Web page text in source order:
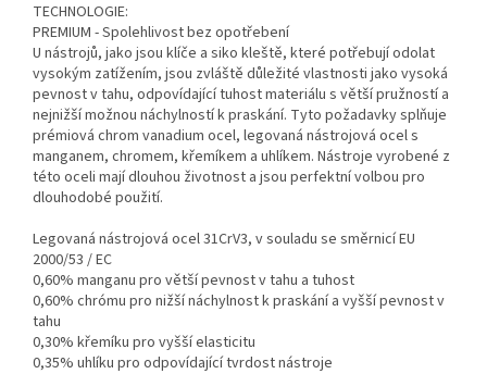
TECHNOLOGIE:
PREMIUM - Spolehlivost bez opotřebení
U nástrojů, jako jsou klíče a siko kleště, které potřebují odolat
vysokým zatížením, jsou zvláště důležité vlastnosti jako vysoká
pevnost v tahu, odpovídající tuhost materiálu s větší pružností a
nejnižší možnou náchylností k praskání. Tyto požadavky splňuje
prémiová chrom vanadium ocel, legovaná nástrojová ocel s
manganem, chromem, křemíkem a uhlíkem. Nástroje vyrobené z
této oceli mají dlouhou životnost a jsou perfektní volbou pro
dlouhodobé použití.
Legovaná nástrojová ocel 31CrV3, v souladu se směrnicí EU
2000/53 / EC
0,60% manganu pro větší pevnost v tahu a tuhost
0,60% chrómu pro nižší náchylnost k praskání a vyšší pevnost v
tahu
0,30% křemíku pro vyšší elasticitu
0,35% uhlíku pro odpovídající tvrdost nástroje